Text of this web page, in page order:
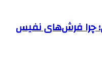
چرا فرش‌های نفیس